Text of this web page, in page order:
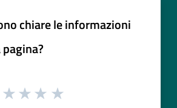
chiare le informazioni